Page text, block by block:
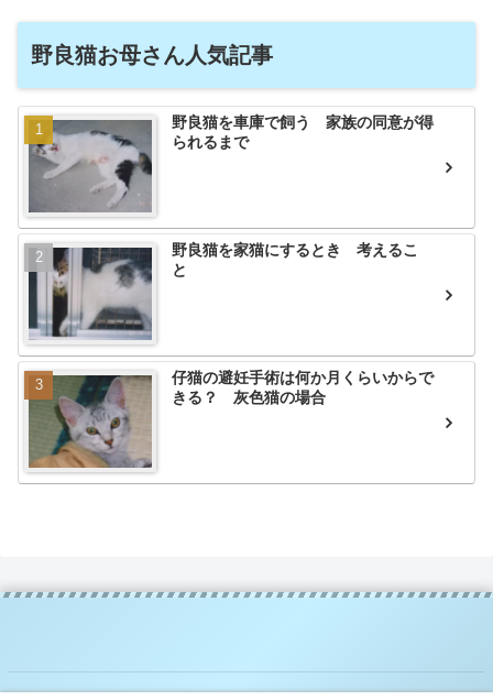
野良猫お母さん人気記事
野良猫を車庫で飼う 家族の同意が得
られるまで
野良猫を家猫にするとき 考えるこ
と
仔猫の避妊手術は何か月くらいからで
きる？ 灰色猫の場合